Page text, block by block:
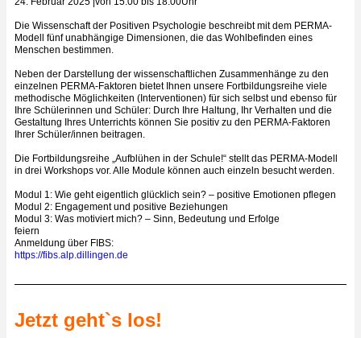
Die Wissenschaft der Positiven Psychologie beschreibt mit dem PERMA-
Modell fünf unabhängige Dimensionen, die das Wohlbefinden eines
Menschen bestimmen.
Neben der Darstellung der wissenschaftlichen Zusammenhänge zu den
einzelnen PERMA-Faktoren bietet Ihnen unsere Fortbildungsreihe viele
methodische Möglichkeiten (Interventionen) für sich selbst und ebenso für
Ihre Schülerinnen und Schüler: Durch Ihre Haltung, Ihr Verhalten und die
Gestaltung Ihres Unterrichts können Sie positiv zu den PERMA-Faktoren
Ihrer Schüler/innen beitragen.
Die Fortbildungsreihe „Aufblühen in der Schule!“ stellt das PERMA-Modell
in drei Workshops vor. Alle Module können auch einzeln besucht werden.
Modul 1: Wie geht eigentlich glücklich sein? – positive Emotionen pflegen
Modul 2: Engagement und positive Beziehungen
Modul 3: Was motiviert mich? – Sinn, Bedeutung und Erfolge
feiern
Anmeldung über FIBS:
https://fibs.alp.dillingen.de
Jetzt geht`s los!